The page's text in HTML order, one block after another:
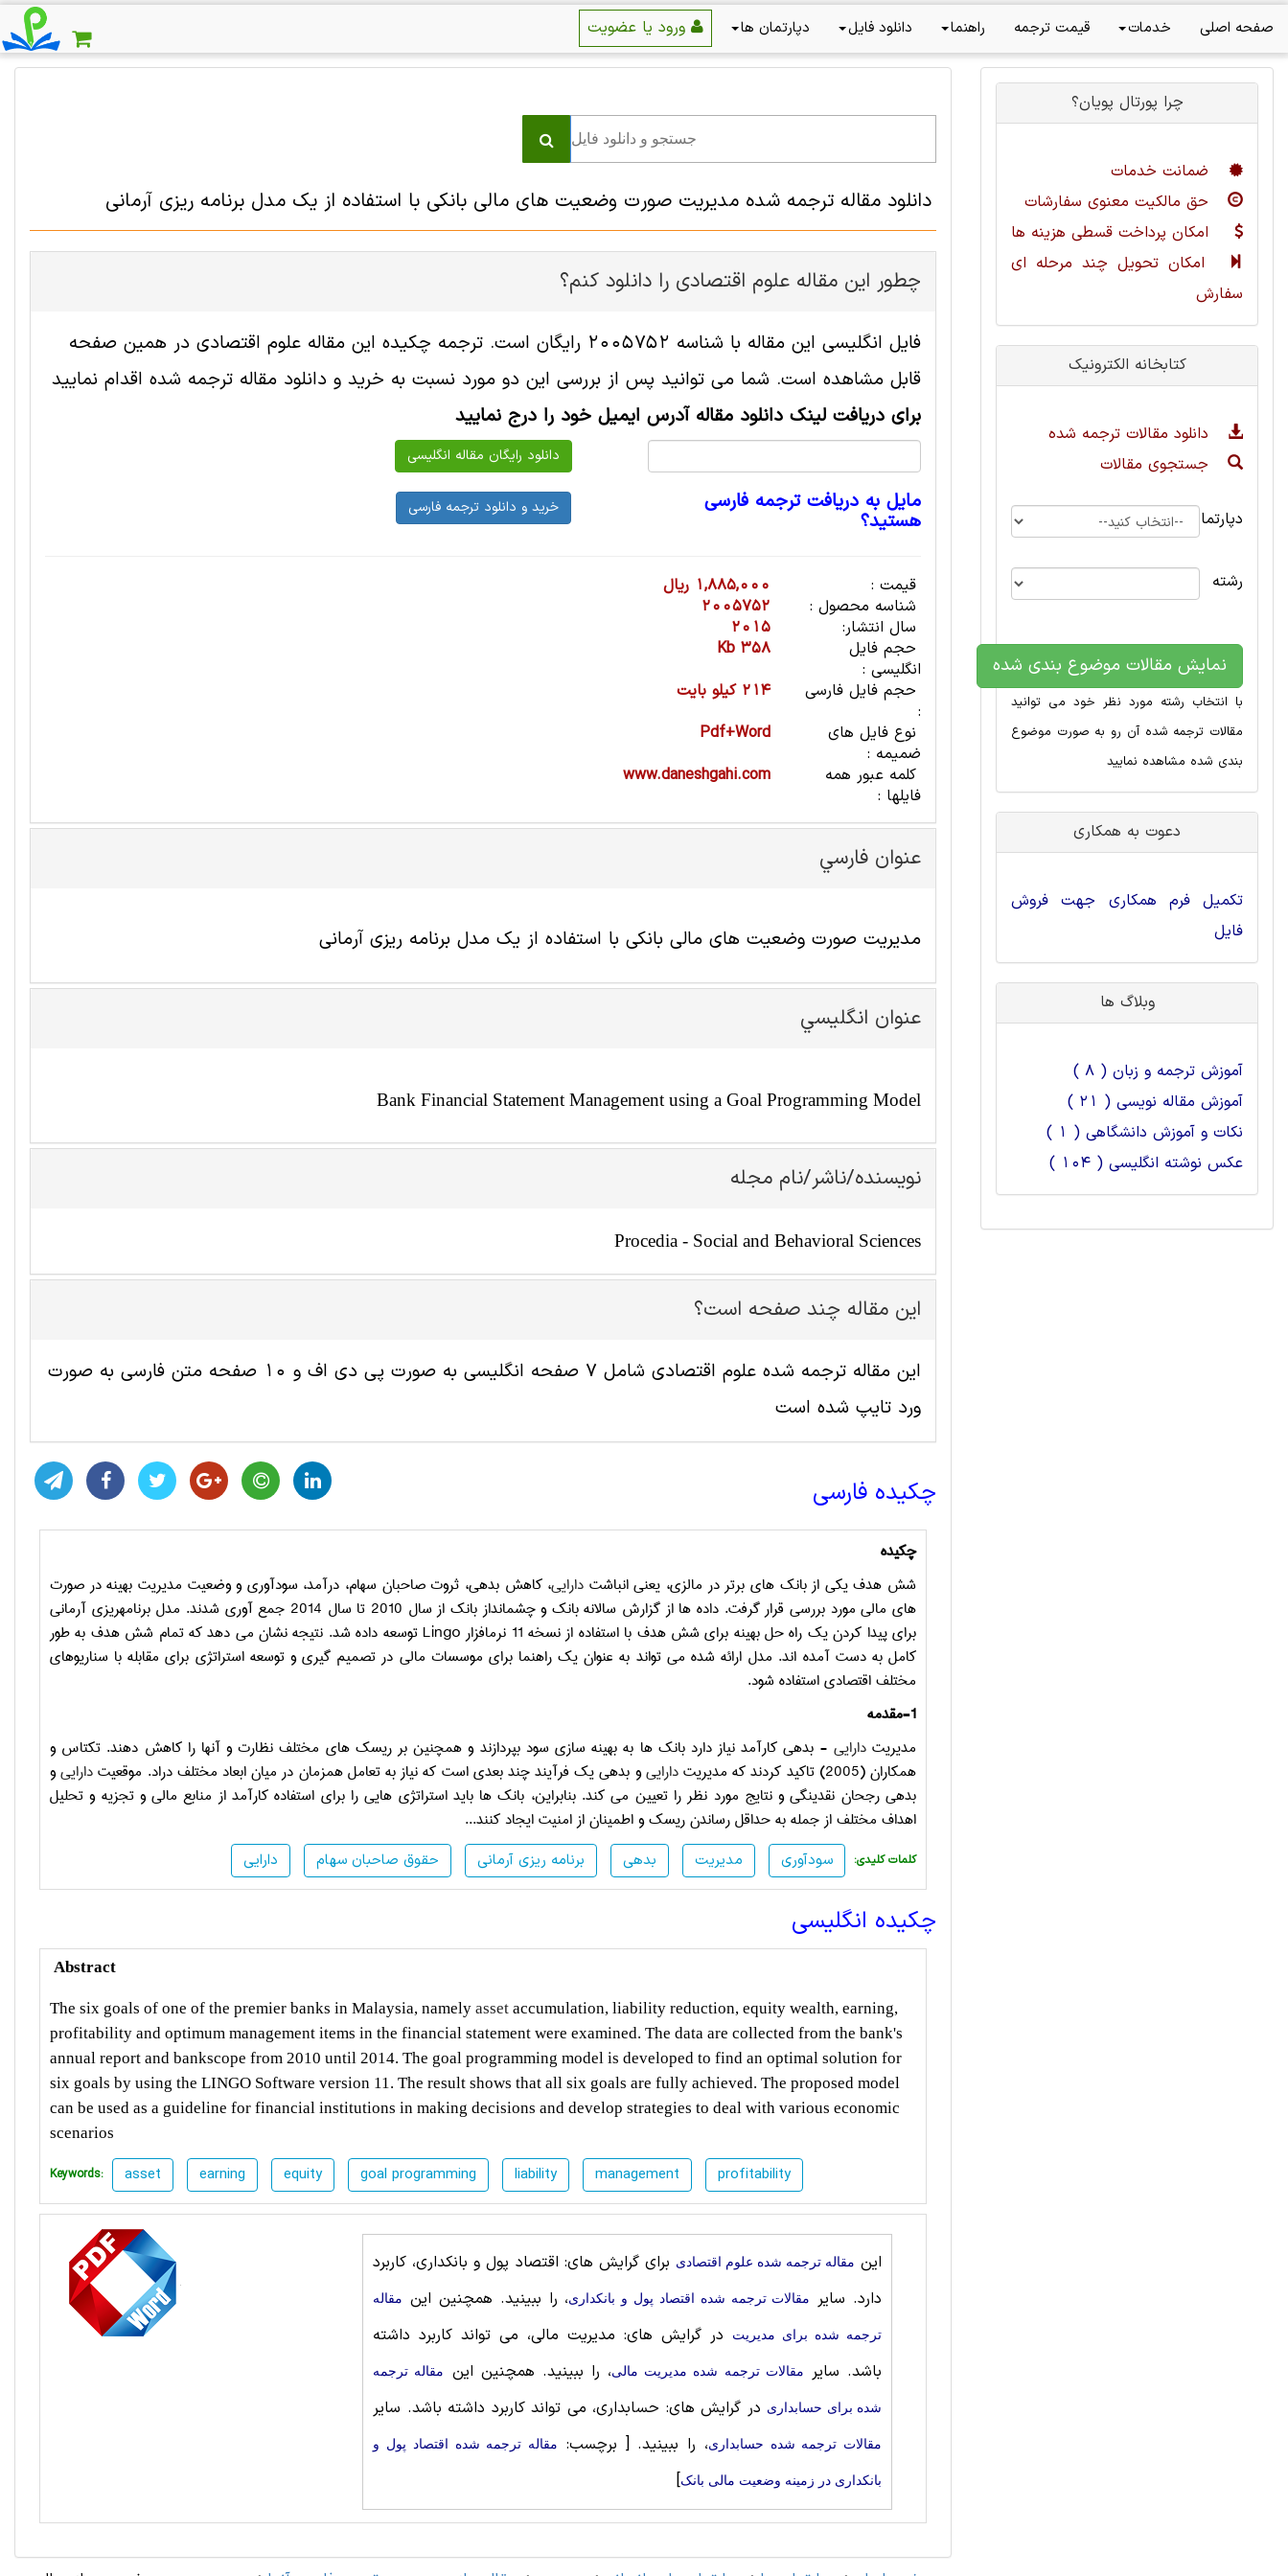
صفحه اصلی خدمات قیمت ترجمه راهنما دانلود فایل دپارتمان ها
دانلود مقاله ترجمه شده مدیریت صورت وضعیت های مالی بانکی با استفاده از یک مدل برنامه ریزی آرمانی
چطور این مقاله علوم اقتصادی را دانلود کنم؟
فایل انگلیسی این مقاله با شناسه 2005752 رایگان است. ترجمه چکیده این مقاله علوم اقتصادی در همین صفحه
قابل مشاهده است. شما می توانید پس از بررسی این دو مورد نسبت به خرید و دانلود مقاله ترجمه شده اقدام نمایید
برای دریافت لینک دانلود مقاله آدرس ایمیل خود را درج نمایید
مایل به دریافت ترجمه فارسی
هستید؟
قیمت :
1,885,000 ریال
شناسه محصول :
2005752
سال انتشار:
2015
حجم فایل
انگلیسی :
358 Kb
حجم فایل فارسی
:
214 کیلو بایت
نوع فایل های
ضمیمه :
Pdf+Word
کلمه عبور همه
فایلها :
www.daneshgahi.com
عنوان فارسي
مدیریت صورت وضعیت های مالی بانکی با استفاده از یک مدل برنامه ریزی آرمانی
عنوان انگليسي
Bank Financial Statement Management using a Goal Programming Model
نویسنده/ناشر/نام مجله
Procedia - Social and Behavioral Sciences
این مقاله چند صفحه است؟
این مقاله ترجمه شده علوم اقتصادی شامل 7 صفحه انگلیسی به صورت پی دی اف و 10 صفحه متن فارسی به صورت
ورد تایپ شده است
چکیده فارسی
چکیده
شش هدف یکی از بانک های برتر در مالزی، یعنی انباشت دارایی، کاهش بدهی، ثروت صاحبان سهام، درآمد، سودآوری و وضعیت مدیریت بهینه در صورت
های مالی مورد بررسی قرار گرفت. داده ها از گزارش سالانه بانک و چشم­انداز بانک از سال 2010 تا سال 2014 جمع آوری شدند. مدل برنامه­ریزی آرمانی
برای پیدا کردن یک راه حل بهینه برای شش هدف با استفاده از نسخه 11 نرم­افزار
Lingo توسعه داده شد. نتیجه نشان می­ دهد که تمام شش هدف به طور
کامل به دست آمده اند. مدل ارائه شده می تواند به عنوان یک راهنما برای موسسات مالی در تصمیم گیری و توسعه استراتژی برای مقابله با سناریوهای
مختلف اقتصادی استفاده شود.
1-مقدمه
مدیریتدارایی - بدهی کارآمد نیاز دارد بانک ها به بهینه سازی سود بپردازند و همچنین بر ریسک های مختلف نظارت و آنها را کاهش دهند. تکتاس و
همکاران (2005) تاکید کردند که مدیریت
داراییو بدهی یک فرآیند چند بعدی است که نیاز به تعامل همزمان در میان ابعاد مختلف دراد. موقعیتداراییو
بدهی رجحان نقدینگی و نتایج مورد نظر را تعیین می کند. بنابراین، بانک ها باید استراتژی هایی را برای استفاده کارآمد از منابع مالی و تجزیه و تحلیل
اهداف مختلف از جمله به حداقل رساندن ریسک و اطمینان از امنیت ایجاد کنند...
دارایی حقوق صاحبان سهام برنامه ریزی آرمانی بدهی مدیریت سودآوری :کلمات کلیدی
چکیده انگلیسی
Abstract
The six goals of one of the premier banks in Malaysia, namely asset accumulation, liability reduction, equity wealth, earning,
profitability and optimum management items in the financial statement were examined. The data are collected from the bank's
annual report and bankscope from 2010 until 2014. The goal programming model is developed to find an optimal solution for
six goals by using the LINGO Software version 11. The result shows that all six goals are fully achieved. The proposed model
can be used as a guideline for financial institutions in making decisions and develop strategies to deal with various economic
scenarios
Keywords: asset earning equity goal programming liability management profitability
این مقاله ترجمه شده علوم اقتصادی برای گرایش های: اقتصاد پول و بانکداری، کاربرد
دارد. سایر
مقالات ترجمه شده اقتصاد پول و بانکداری، را ببینید. همچنین این مقاله
ترجمه شده برای مديريت
در گرایش های: مدیریت مالی، می تواند کاربرد داشته
باشد. سایر
مقالات ترجمه شده مدیریت مالی، را ببینید. همچنین این مقاله ترجمه
شده برای حسابداری در گرایش های: حسابداری، می تواند کاربرد داشته باشد. سایر
مقالات ترجمه شده حسابداری، را ببینید.[ برچسب: مقاله ترجمه شده اقتصاد پول و
بانکداری در زمینه وضعیت مالی بانک]
چرا پورتال پویان؟
ضمانت خدمات
حق مالکیت معنوی سفارشات
امکان پرداخت قسطی هزینه ها
امکان تحویل چند مرحله ای
سفارش
کتابخانه الکترونیک
دانلود مقالات ترجمه شده
جستجوی مقالات
دپارتمان
رشته
نمایش مقالات موضوع بندی شده
با انتخاب رشته مورد نظر خود می توانید
مقالات ترجمه شده آن رو به صورت موضوع
بندی شده مشاهده نمایید
دعوت به همکاری
تکمیل فرم همکاری جهت فروش
فایل
وبلاگ ها
آموزش ترجمه و زبان ( 8 )
آموزش مقاله نویسی ( 21 )
نکات و آموزش دانشگاهی ( 1 )
عکس نوشته انگلیسی ( 104 )